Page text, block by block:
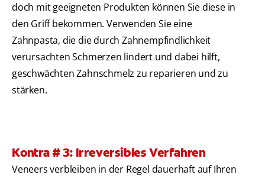
doch mit geeigneten Produkten können Sie diese in
den Griff bekommen. Verwenden Sie eine
Zahnpasta, die die durch Zahnempfindlichkeit
verursachten Schmerzen lindert und dabei hilft,
geschwächten Zahnschmelz zu reparieren und zu
stärken.
Kontra # 3: Irreversibles Verfahren
Veneers verbleiben in der Regel dauerhaft auf Ihren